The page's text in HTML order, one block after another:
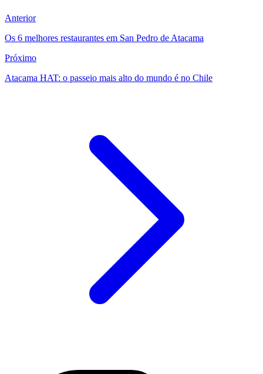
Anterior
Os 6 melhores restaurantes em San Pedro de Atacama
Próximo
Atacama HAT: o passeio mais alto do mundo é no Chile